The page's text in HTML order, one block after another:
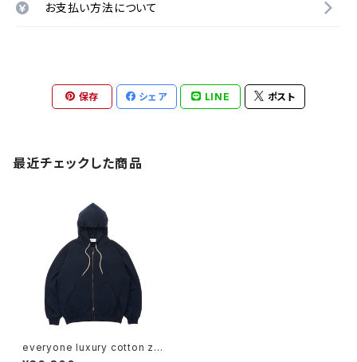
お支払い方法について
保存 シェア LINE ポスト
最近チェックした商品
everyone luxury cotton zip
up hoodie (NAVY)